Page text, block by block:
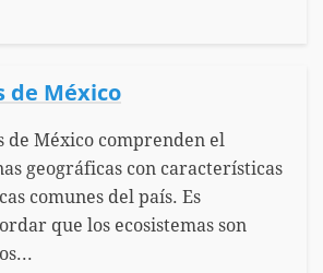
de México
de México comprenden el
geográficas con características
comunes del país. Es
que los ecosistemas son